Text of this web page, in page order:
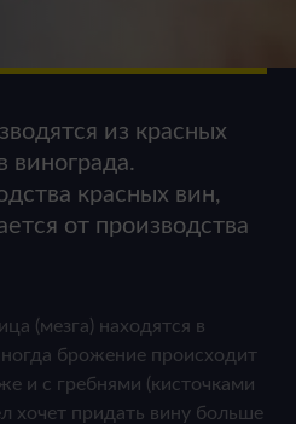
из красных
винограда.
красных вин,
от производства
(мезга) находятся в
брожение происходит
и с гребнями (кисточками
хочет придать вину больше